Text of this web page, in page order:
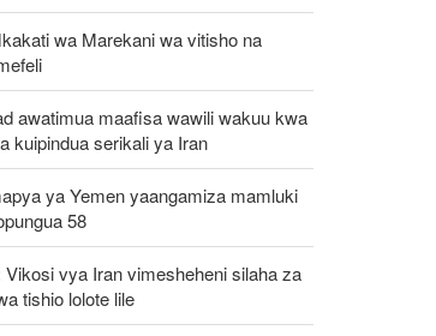
wa Marekani wa vitisho na
awatimua maafisa wawili wakuu kwa
kuipindua serikali ya Iran
ya Yemen yaangamiza mamluki
58
Vikosi vya Iran vimesheheni silaha za
tishio lolote lile